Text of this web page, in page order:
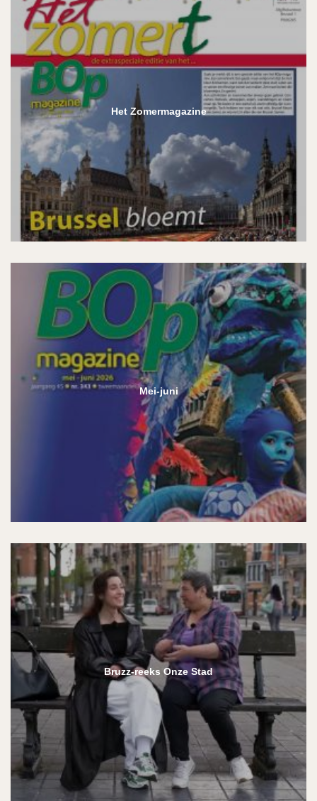
Het Zomermagazine
Mei-juni
Bruzz-reeks Onze Stad